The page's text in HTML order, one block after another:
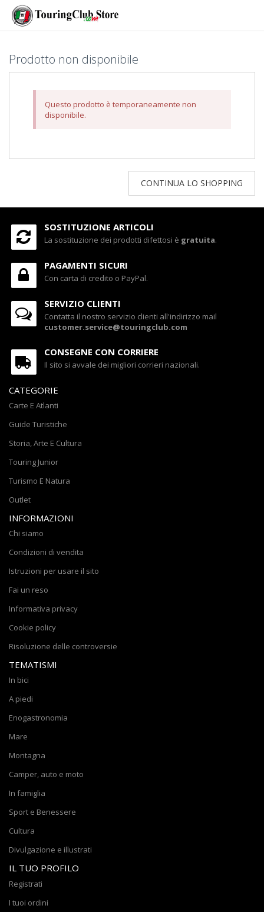
Prodotto non disponibile
Questo prodotto è temporaneamente non
disponibile.
CONTINUA LO SHOPPING
SOSTITUZIONE ARTICOLI
La sostituzione dei prodotti difettosi è gratuita.
PAGAMENTI SICURI
Con carta di credito o PayPal.
SERVIZIO CLIENTI
Contatta il nostro servizio clienti all'indirizzo mail
customer.service@touringclub.com
CONSEGNE CON CORRIERE
Il sito si avvale dei migliori corrieri nazionali.
CATEGORIE
Carte E Atlanti
Guide Turistiche
Storia, Arte E Cultura
Touring Junior
Turismo E Natura
Outlet
INFORMAZIONI
Chi siamo
Condizioni di vendita
Istruzioni per usare il sito
Fai un reso
Informativa privacy
Cookie policy
Risoluzione delle controversie
TEMATISMI
In bici
A piedi
Enogastronomia
Mare
Montagna
Camper, auto e moto
In famiglia
Sport e Benessere
Cultura
Divulgazione e illustrati
IL TUO PROFILO
Registrati
I tuoi ordini